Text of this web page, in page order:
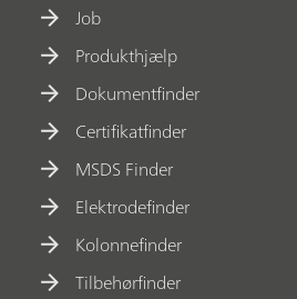
Job
Produkthjælp
Dokumentfinder
Certifikatfinder
MSDS Finder
Elektrodefinder
Kolonnefinder
Tilbehørfinder